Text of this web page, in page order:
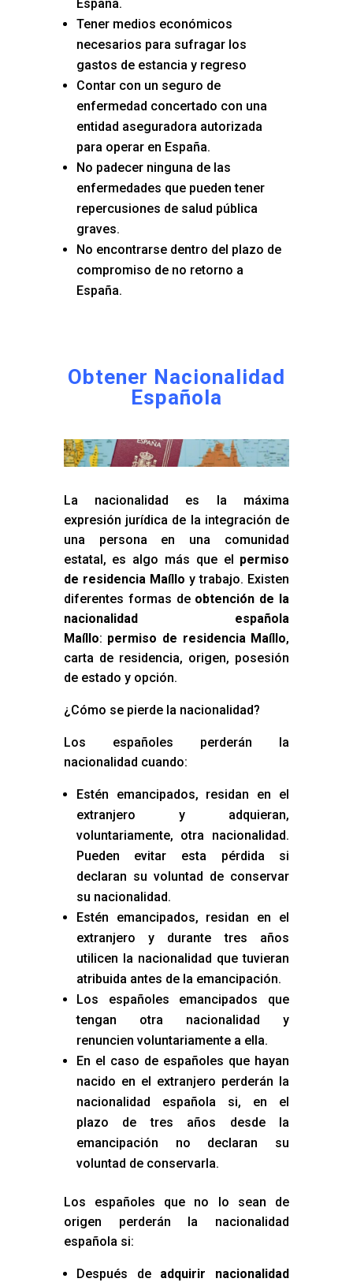
España.
Tener medios económicos
necesarios para sufragar los
gastos de estancia y regreso
Contar con un seguro de
enfermedad concertado con una
entidad aseguradora autorizada
para operar en España.
No padecer ninguna de las
enfermedades que pueden tener
repercusiones de salud pública
graves.
No encontrarse dentro del plazo de
compromiso de no retorno a
España.
Obtener Nacionalidad
Española
La nacionalidad es la máxima
expresión jurídica de la integración de
una persona en una comunidad
estatal, es algo más que el permiso
de residencia Maíllo y trabajo. Existen
diferentes formas de obtención de la
nacionalidad española
Maíllo: permiso de residencia Maíllo,
carta de residencia, origen, posesión
de estado y opción.
¿Cómo se pierde la nacionalidad?
Los españoles perderán la
nacionalidad cuando:
Estén emancipados, residan en el
extranjero y adquieran,
voluntariamente, otra nacionalidad.
Pueden evitar esta pérdida si
declaran su voluntad de conservar
su nacionalidad.
Estén emancipados, residan en el
extranjero y durante tres años
utilicen la nacionalidad que tuvieran
atribuida antes de la emancipación.
Los españoles emancipados que
tengan otra nacionalidad y
renuncien voluntariamente a ella.
En el caso de españoles que hayan
nacido en el extranjero perderán la
nacionalidad española si, en el
plazo de tres años desde la
emancipación no declaran su
voluntad de conservarla.
Los españoles que no lo sean de
origen perderán la nacionalidad
española si:
Después de adquirir nacionalidad